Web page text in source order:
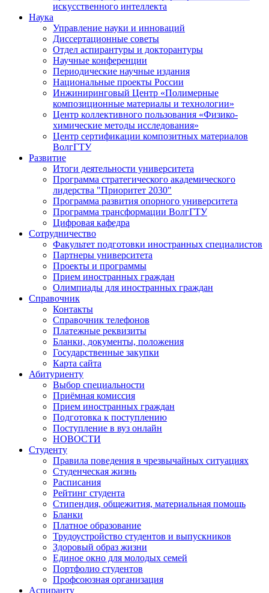
искусственного интеллекта
Наука
Управление науки и инноваций
Диссертационные советы
Отдел аспирантуры и докторантуры
Научные конференции
Периодические научные издания
Национальные проекты России
Инжиниринговый Центр «Полимерные
композиционные материалы и технологии»
Центр коллективного пользования «Физико-
химические методы исследования»
Центр сертификации композитных материалов
ВолгГТУ
Развитие
Итоги деятельности университета
Программа стратегического академического
лидерства "Приоритет 2030"
Программа развития опорного университета
Программа трансформации ВолгГТУ
Цифровая кафедра
Сотрудничество
Факультет подготовки иностранных специалистов
Партнеры университета
Проекты и программы
Прием иностранных граждан
Олимпиады для иностранных граждан
Справочник
Контакты
Справочник телефонов
Платежные реквизиты
Бланки, документы, положения
Государственные закупки
Карта сайта
Абитуриенту
Выбор специальности
Приёмная комиссия
Прием иностранных граждан
Подготовка к поступлению
Поступление в вуз онлайн
НОВОСТИ
Студенту
Правила поведения в чрезвычайных ситуациях
Студенческая жизнь
Расписания
Рейтинг студента
Стипендия, общежития, материальная помощь
Бланки
Платное образование
Трудоустройство студентов и выпускников
Здоровый образ жизни
Единое окно для молодых семей
Портфолио студентов
Профсоюзная организация
Аспиранту